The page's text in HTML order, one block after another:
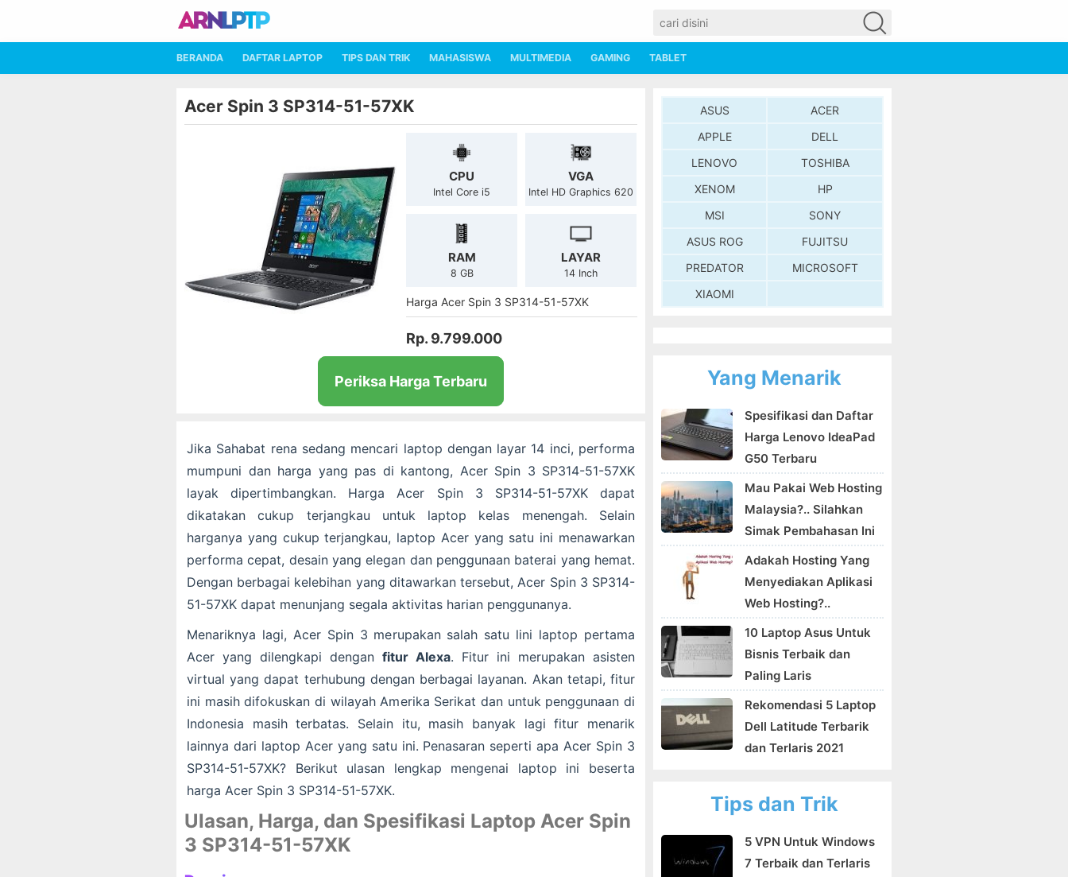
BERANDA DAFTAR LAPTOP TIPS DAN TRIK MAHASISWA MULTIMEDIA GAMING TABLET
Acer Spin 3 SP314-51-57XK
CPU
Intel Core i5
VGA
Intel HD Graphics 620
RAM
8 GB
LAYAR
14 Inch
Harga Acer Spin 3 SP314-51-57XK
Rp. 9.799.000
Periksa Harga Terbaru
Jika Sahabat rena sedang mencari laptop dengan layar 14 inci, performa
mumpuni dan harga yang pas di kantong, Acer Spin 3 SP314-51-57XK
layak dipertimbangkan. Harga Acer Spin 3 SP314-51-57XK dapat
dikatakan cukup terjangkau untuk laptop kelas menengah. Selain
harganya yang cukup terjangkau, laptop Acer yang satu ini menawarkan
performa cepat, desain yang elegan dan penggunaan baterai yang hemat.
Dengan berbagai kelebihan yang ditawarkan tersebut, Acer Spin 3 SP314-
51-57XK dapat menunjang segala aktivitas harian penggunanya.
Menariknya lagi, Acer Spin 3 merupakan salah satu lini laptop pertama
Acer yang dilengkapi dengan fitur Alexa. Fitur ini merupakan asisten
virtual yang dapat terhubung dengan berbagai layanan. Akan tetapi, fitur
ini masih difokuskan di wilayah Amerika Serikat dan untuk penggunaan di
Indonesia masih terbatas. Selain itu, masih banyak lagi fitur menarik
lainnya dari laptop Acer yang satu ini. Penasaran seperti apa Acer Spin 3
SP314-51-57XK? Berikut ulasan lengkap mengenai laptop ini beserta
harga Acer Spin 3 SP314-51-57XK.
Ulasan, Harga, dan Spesifikasi Laptop Acer Spin
3 SP314-51-57XK
ASUS
ACER
APPLE
DELL
LENOVO
TOSHIBA
XENOM
HP
MSI
SONY
ASUS ROG
FUJITSU
PREDATOR
MICROSOFT
XIAOMI
Yang Menarik
Spesifikasi dan Daftar
Harga Lenovo IdeaPad
G50 Terbaru
Mau Pakai Web Hosting
Malaysia?.. Silahkan
Simak Pembahasan Ini
Adakah Hosting Yang
Menyediakan Aplikasi
Web Hosting?..
10 Laptop Asus Untuk
Bisnis Terbaik dan
Paling Laris
Rekomendasi 5 Laptop
Dell Latitude Terbarik
dan Terlaris 2021
Tips dan Trik
5 VPN Untuk Windows
7 Terbaik dan Terlaris